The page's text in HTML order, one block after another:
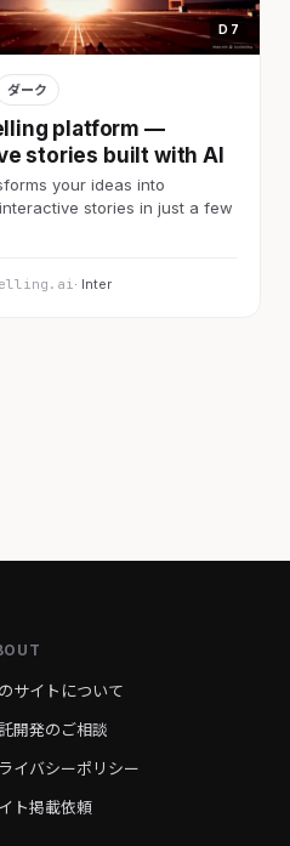
D 7
ダーク
platform —
stories built with AI
your ideas into
stories in just a few
· Inter
サイトについて
開発のご相談
イバシーポリシー
ト掲載依頼